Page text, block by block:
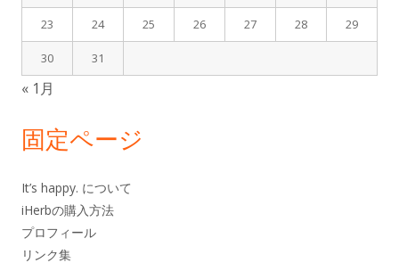
ド
バ
ー
23 24 25 26 27 28 29
30 31
« 1月
固定ページ
It’s happy. について
iHerbの購入方法
プロフィール
リンク集